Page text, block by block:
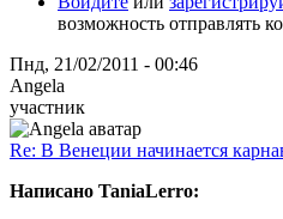
возможность отправлять
Пнд, 21/02/2011 - 00:46
Angela
участник
Re: В Венеции начинается
Написано TaniaLerro: